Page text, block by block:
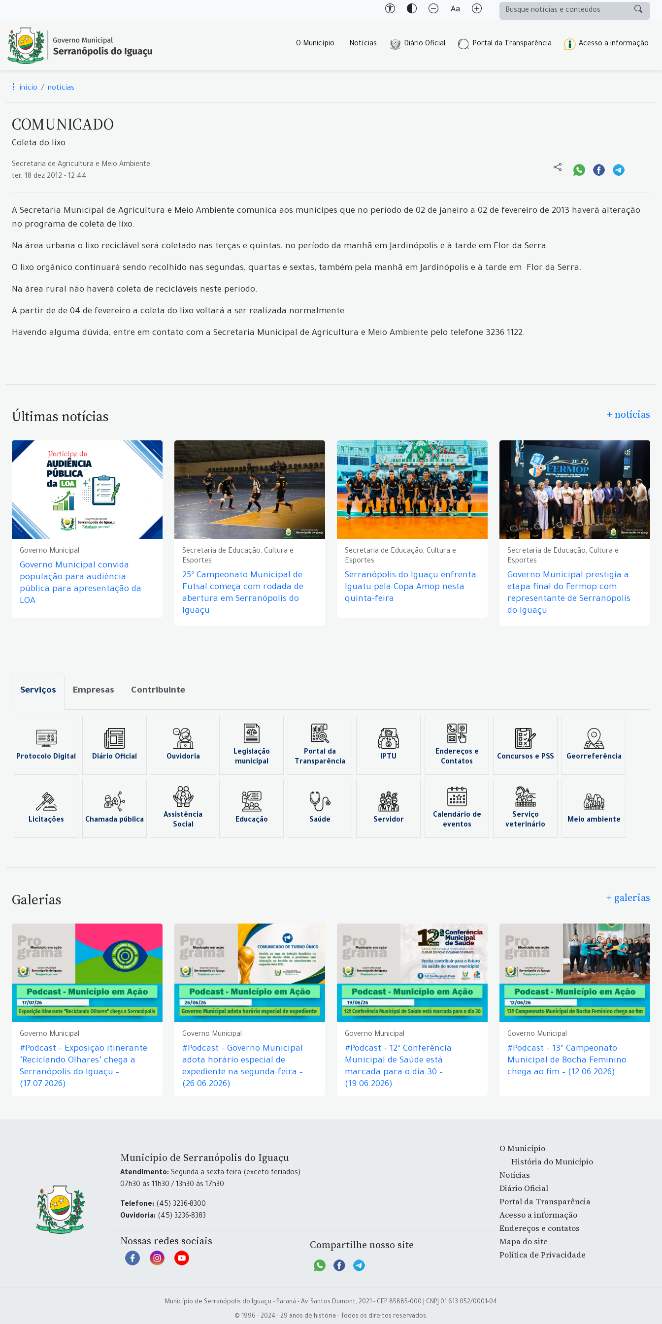
O Município Notícias Diário Oficial Portal da Transparência Acesso a informação
início notícias
COMUNICADO
Coleta do lixo
Secretaria de Agricultura e Meio Ambiente
ter, 18 dez 2012 - 12:44
A Secretaria Municipal de Agricultura e Meio Ambiente comunica aos munícipes que no período de 02 de janeiro a 02 de fevereiro de 2013 haverá alteração
no programa de coleta de lixo.
Na área urbana o lixo reciclável será coletado nas terças e quintas, no período da manhã em Jardinópolis e à tarde em Flor da Serra.
O lixo orgânico continuará sendo recolhido nas segundas, quartas e sextas, também pela manhã em Jardinópolis e à tarde em Flor da Serra.
Na área rural não haverá coleta de recicláveis neste período.
A partir de de 04 de fevereiro a coleta do lixo voltará a ser realizada normalmente.
Havendo alguma dúvida, entre em contato com a Secretaria Municipal de Agricultura e Meio Ambiente pelo telefone 3236 1122.
Últimas notícias + notícias
Governo Municipal
Governo Municipal convida
população para audiência
pública para apresentação da
LOA
Secretaria de Educação, Cultura e
Esportes
25º Campeonato Municipal de
Futsal começa com rodada de
abertura em Serranópolis do
Iguaçu
Secretaria de Educação, Cultura e
Esportes
Serranópolis do Iguaçu enfrenta
Iguatu pela Copa Amop nesta
quinta-feira
Secretaria de Educação, Cultura e
Esportes
Governo Municipal prestigia a
etapa final do Fermop com
representante de Serranópolis
do Iguaçu
Serviços Empresas Contribuinte
Protocolo Digital Diário Oficial Ouvidoria
Legislação
municipal
Portal da
Transparência
IPTU
Endereços e
Contatos
Concursos e PSS Georreferência
Licitações Chamada pública
Assistência
Social
Educação Saúde Servidor
Calendário de
eventos
Serviço
veterinário
Meio ambiente
Galerias + galerias
Governo Municipal
#Podcast – Exposição itinerante
"Reciclando Olhares" chega a
Serranópolis do Iguaçu –
(17.07.2026)
Governo Municipal
#Podcast – Governo Municipal
adota horário especial de
expediente na segunda-feira –
(26.06.2026)
Governo Municipal
#Podcast – 12ª Conferência
Municipal de Saúde está
marcada para o dia 30 –
(19.06.2026)
Governo Municipal
#Podcast – 13º Campeonato
Municipal de Bocha Feminino
chega ao fim – (12.06.2026)
Município de Serranópolis do Iguaçu
Atendimento: Segunda a sexta-feira (exceto feriados)
07h30 às 11h30 / 13h30 às 17h30
Telefone: (45) 3236-8300
Ouvidoria: (45) 3236-8383
Nossas redes sociais Compartilhe nosso site
O Município
História do Município
Notícias
Diário Oficial
Portal da Transparência
Acesso a informação
Endereços e contatos
Mapa do site
Política de Privacidade
Município de Serranópolis do Iguaçu - Paraná - Av. Santos Dumont, 2021 - CEP 85885-000 | CNPJ 01.613.052/0001-04
© 1996 - 2024 - 29 anos de história - Todos os direitos reservados.